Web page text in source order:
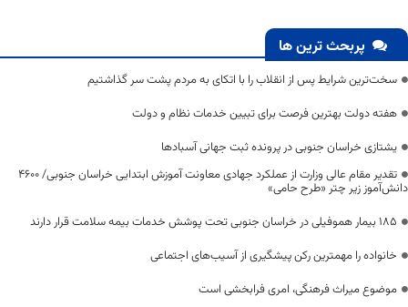
پربحث ترین ها
سخت‌ترین شرایط پس از انقلاب را با اتکای به مردم پشت سر گذاشتیم
هفته دولت بهترین فرصت برای تبیین خدمات نظام و دولت
یشتازی خراسان جنوبی در پرونده ثبت جهانی آسبادها
تقدیر مقام عالی وزارت از عملکرد جهادی معاونت آموزش ابتدایی خراسان جنوبی/ ۴۶۰۰
دانش‌آموز زیر چتر «طرح حامی»
۱۸۵ بیمار هموفیلی در خراسان جنوبی تحت پوشش خدمات بیمه سلامت قرار دارند
خانواده را مهمترین رکن پیشگیری از آسیب‌های اجتماعی
موضوع میراث فرهنگی، امری فرابخشی است